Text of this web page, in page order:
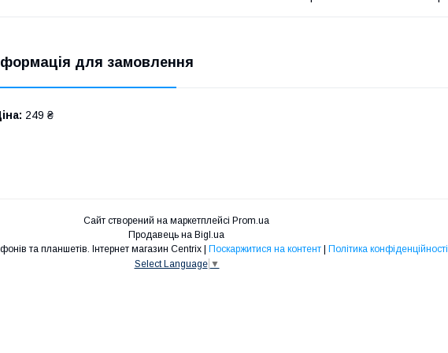
для замовлення
249 ₴
Сайт створений на маркетплейсі Prom.ua
Продавець на Bigl.ua
Запчастини для телефонів та планшетів. Інтернет магазин Centrix | Поскаржитися на контент | Політика конфіденційності
Select Language ▼